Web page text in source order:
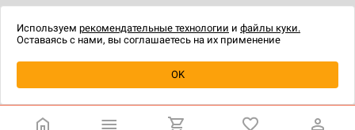
технологии.
Используем рекомендательные технологии и файлы куки.
Оставаясь с нами, вы соглашаетесь на их применение
OK